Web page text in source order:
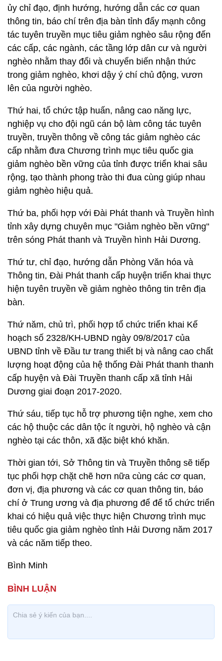
ủy chỉ đạo, định hướng, hướng dẫn các cơ quan
thông tin, báo chí trên địa bàn tỉnh đẩy mạnh công
tác tuyên truyền mục tiêu giảm nghèo sâu rộng đến
các cấp, các ngành, các tầng lớp dân cư và người
nghèo nhằm thay đổi và chuyển biến nhận thức
trong giảm nghèo, khơi dậy ý chí chủ động, vươn
lên của người nghèo.
Thứ hai, tổ chức tập huấn, nâng cao năng lực,
nghiệp vụ cho đội ngũ cán bộ làm công tác tuyên
truyền, truyền thông về công tác giảm nghèo các
cấp nhằm đưa Chương trình mục tiêu quốc gia
giảm nghèo bền vững của tỉnh được triển khai sâu
rộng, tạo thành phong trào thi đua cùng giúp nhau
giảm nghèo hiệu quả.
Thứ ba, phối hợp với Đài Phát thanh và Truyền hình
tỉnh xây dựng chuyên mục "Giảm nghèo bền vững"
trên sóng Phát thanh và Truyền hình Hải Dương.
Thứ tư, chỉ đạo, hướng dẫn Phòng Văn hóa và
Thông tin, Đài Phát thanh cấp huyện triển khai thực
hiện tuyên truyền về giảm nghèo thông tin trên địa
bàn.
Thứ năm, chủ trì, phối hợp tổ chức triển khai Kế
hoạch số 2328/KH-UBND ngày 09/8/2017 của
UBND tỉnh về Đầu tư trang thiết bị và nâng cao chất
lượng hoạt động của hệ thống Đài Phát thanh thanh
cấp huyện và Đài Truyền thanh cấp xã tỉnh Hải
Dương giai đoạn 2017-2020.
Thứ sáu, tiếp tục hỗ trợ phương tiện nghe, xem cho
các hộ thuộc các dân tộc ít người, hộ nghèo và cận
nghèo tại các thôn, xã đặc biệt khó khăn.
Thời gian tới, Sở Thông tin và Truyền thông sẽ tiếp
tục phối hợp chặt chẽ hơn nữa cùng các cơ quan,
đơn vị, địa phương và các cơ quan thông tin, báo
chí ở Trung ương và địa phương để để tổ chức triển
khai có hiệu quả việc thực hiện Chương trình mục
tiêu quốc gia giảm nghèo tỉnh Hải Dương năm 2017
và các năm tiếp theo.
Bình Minh